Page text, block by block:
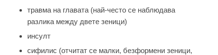
травма на главата (най-често се наблюдава
разлика между двете зеници)
инсулт
сифилис (отчитат се малки, безформени зеници,